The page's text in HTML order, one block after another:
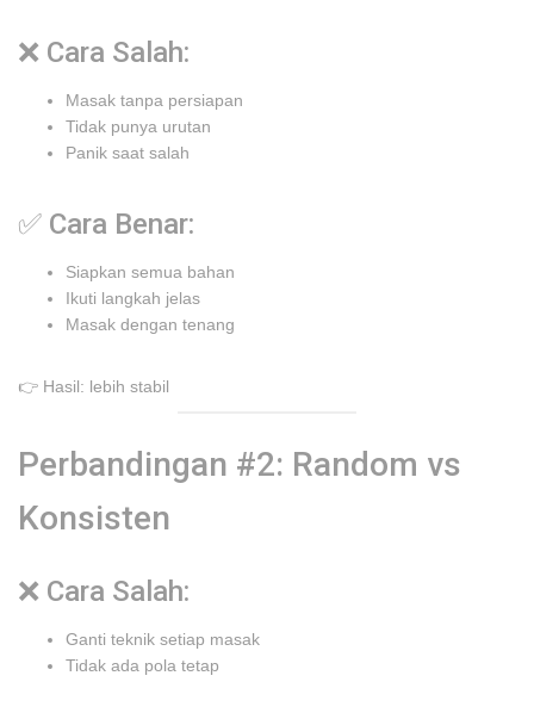
❌ Cara Salah:
Masak tanpa persiapan
Tidak punya urutan
Panik saat salah
✅ Cara Benar:
Siapkan semua bahan
Ikuti langkah jelas
Masak dengan tenang
👉 Hasil: lebih stabil
Perbandingan #2: Random vs
Konsisten
❌ Cara Salah:
Ganti teknik setiap masak
Tidak ada pola tetap